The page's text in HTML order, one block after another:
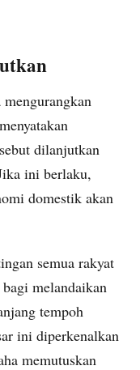
dilanjutkan
ini berlaku,
domestik akan
semua rakyat
melandaikan
tempoh
ini diperkenalkan
memutuskan